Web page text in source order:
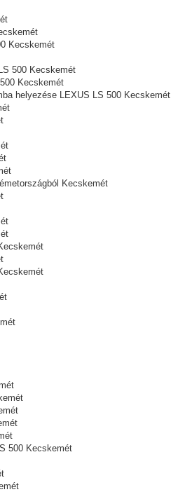
Kecskemét
500 Kecskemét
Kecskemét
helyezése LEXUS LS 500 Kecskemét
Kecskemét
500 Kecskemét